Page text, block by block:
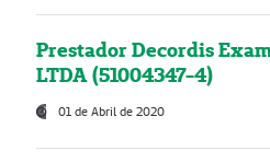
Prestador Decordis
LTDA (51004347-4)
01 de Abril de 2020